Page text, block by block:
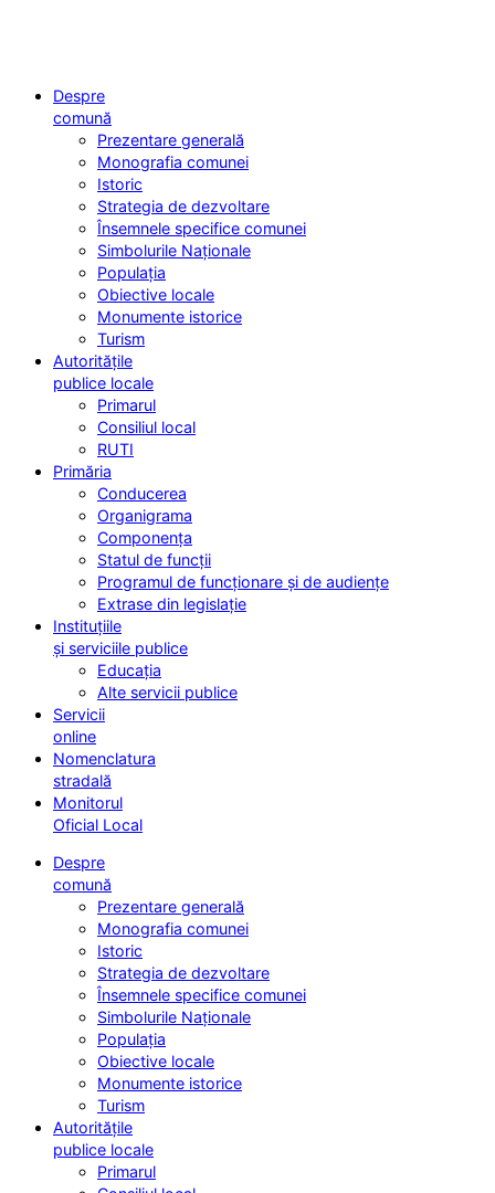
Despre
comună
Prezentare generală
Monografia comunei
Istoric
Strategia de dezvoltare
Însemnele specifice comunei
Simbolurile Naționale
Populația
Obiective locale
Monumente istorice
Turism
Autoritățile
publice locale
Primarul
Consiliul local
RUTI
Primăria
Conducerea
Organigrama
Componența
Statul de funcții
Programul de funcționare și de audiențe
Extrase din legislație
Instituțiile
și serviciile publice
Educația
Alte servicii publice
Servicii
online
Nomenclatura
stradală
Monitorul
Oficial Local
Despre
comună
Prezentare generală
Monografia comunei
Istoric
Strategia de dezvoltare
Însemnele specifice comunei
Simbolurile Naționale
Populația
Obiective locale
Monumente istorice
Turism
Autoritățile
publice locale
Primarul